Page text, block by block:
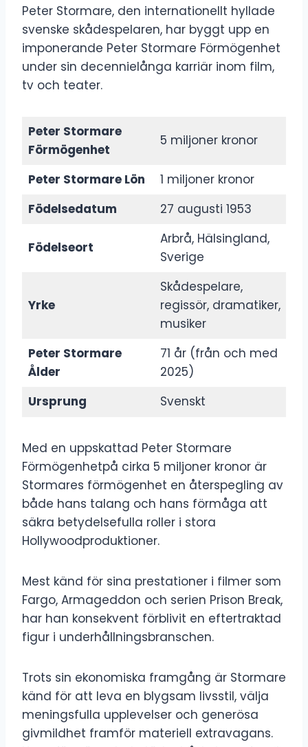
Peter Stormare, den internationellt hyllade
svenske skådespelaren, har byggt upp en
imponerande Peter Stormare Förmögenhet
under sin decennielånga karriär inom film,
tv och teater.
Peter Stormare
Förmögenhet
5 miljoner kronor
Peter Stormare Lön
1 miljoner kronor
Födelsedatum
27 augusti 1953
Födelseort
Arbrå, Hälsingland,
Sverige
Yrke
Skådespelare,
regissör, dramatiker,
musiker
Peter Stormare
Ålder
71 år (från och med
2025)
Ursprung
Svenskt
Med en uppskattad Peter Stormare
Förmögenhetpå cirka 5 miljoner kronor är
Stormares förmögenhet en återspegling av
både hans talang och hans förmåga att
säkra betydelsefulla roller i stora
Hollywoodproduktioner.
Mest känd för sina prestationer i filmer som
Fargo, Armageddon och serien Prison Break,
har han konsekvent förblivit en eftertraktad
figur i underhållningsbranschen.
Trots sin ekonomiska framgång är Stormare
känd för att leva en blygsam livsstil, välja
meningsfulla upplevelser och generösa
givmildhet framför materiell extravagans.